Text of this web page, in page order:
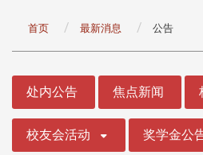
首页 最新消息 公告
处内公告 焦点新闻
校友会活动 奖学金公